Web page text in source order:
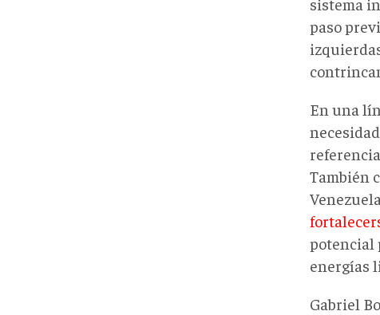
paso
En una
También
potencial
energías
Gabriel